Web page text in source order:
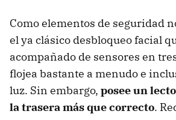
Como elementos de seguridad
el ya clásico desbloqueo facial
acompañado de sensores en
flojea bastante a menudo e
luz. Sin embargo, posee un
la trasera más que correcto.